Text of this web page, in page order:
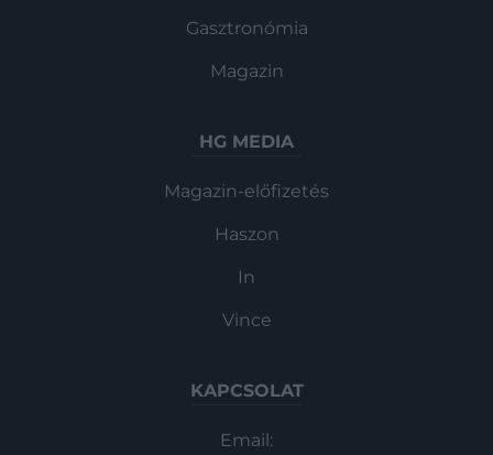
Gasztronómia
Magazin
HG MEDIA
Magazin-előfizetés
Haszon
In
Vince
KAPCSOLAT
Email: